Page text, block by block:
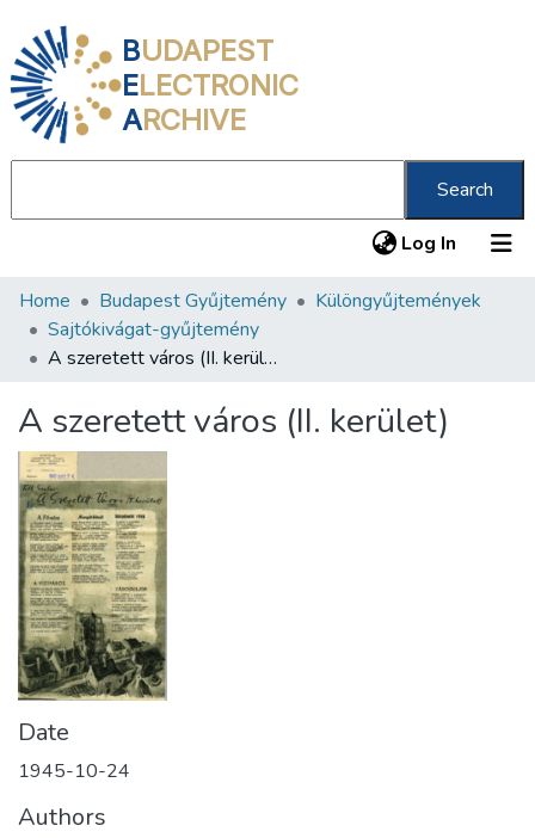
BUDAPEST
ELECTRONIC
ARCHIVE
Search
Log In (current)
Communities & Collections
All of DSpace
About us
Home Budapest Gyűjtemény
Különgyűjtemények
Sajtókivágat-gyűjtemény
A szeretett város (II. kerület)
A szeretett város (II. kerület)
Date
1945-10-24
Authors